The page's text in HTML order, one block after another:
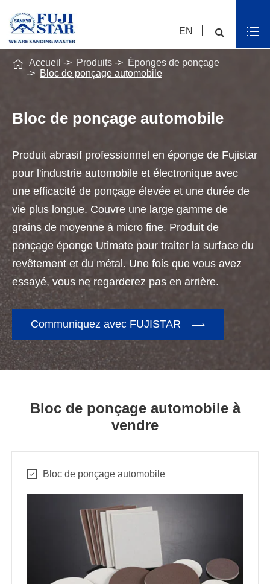
EN
Bloc de ponçage automobile
Produit abrasif professionnel en éponge de Fujistar
pour l'industrie automobile et électronique avec
une efficacité de ponçage élevée et une durée de
vie plus longue. Couvre une large gamme de
grains de moyenne à micro fine. Produit de
ponçage éponge Utimate pour traiter la surface du
revêtement et du métal. Une fois que vous avez
essayé, vous ne regarderez pas en arrière.
Communiquez avec FUJISTAR 
 Accueil Produits
Éponges de ponçage
Bloc de ponçage automobile
Bloc de ponçage automobile à
vendre
Bloc de ponçage automobile